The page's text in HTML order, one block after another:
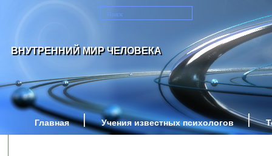
ВНУТРЕННИЙ МИР ЧЕЛОВЕКА
Главная Учения известных психологов